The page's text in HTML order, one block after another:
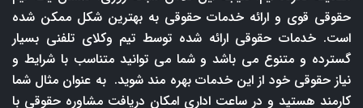
حقوقی قوی و ارائه خدمات حقوقی به بهترین شکل ممکن شده
است. خدمات حقوقی ارائه شده توسط تیم وکلای تلفنی بسیار
گسترده و متنوع می باشد و شما می توانید متناسب با شرایط و
نیاز حقوقی خود از این خدمات بهره مند شوید. به عنوان مثال شما
کارمند هستید و در ساعت اداری امکان دریافت مشاوره حقوقی با